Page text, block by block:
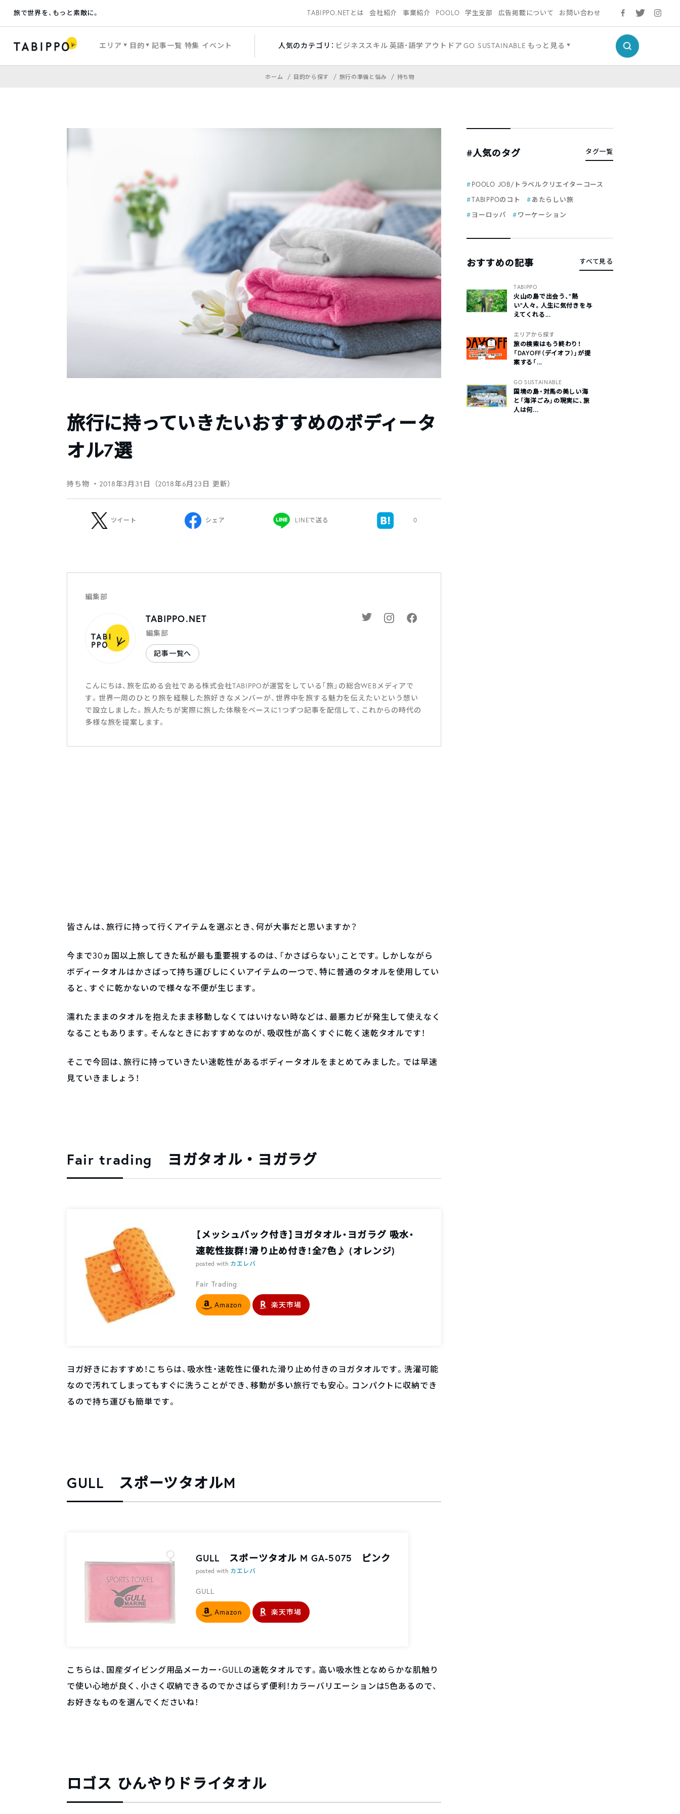
旅で世界を、もっと素敵に。 TABIPPO.NETとは 会社紹介 事業紹介 POOLO 学生支部 広告掲載について お問い合わせ
エリア 目的 記事一覧 特集 イベント 人気のカテゴリ： ビジネススキル 英語・語学 アウトドア GO SUSTAINABLE もっと見る
ホーム 目的から探す 旅行の準備と悩み 持ち物
旅行に持っていきたいおすすめのボディータ
オル7選
持ち物 ・2018年3月31日（2018年6月23日 更新）
ツイート シェア LINEで送る 0
編集部
TABIPPO.NET
編集部
記事一覧へ
こんにちは、旅を広める会社である株式会社TABIPPOが運営をしている「旅」の総合WEBメディアで
す。世界一周のひとり旅を経験した旅好きなメンバーが、世界中を旅する魅力を伝えたいという想い
で設立しました。旅人たちが実際に旅した体験をベースに1つずつ記事を配信して、これからの時代の
多様な旅を提案します。
皆さんは、旅行に持って行くアイテムを選ぶとき、何が大事だと思いますか？
今まで30ヵ国以上旅してきた私が最も重要視するのは、「かさばらない」ことです。しかしながら
ボディータオルはかさばって持ち運びしにくいアイテムの一つで、特に普通のタオルを使用してい
ると、すぐに乾かないので様々な不便が生じます。
濡れたままのタオルを抱えたまま移動しなくてはいけない時などは、最悪カビが発生して使えなく
なることもあります。そんなときにおすすめなのが、吸収性が高くすぐに乾く速乾タオルです！
そこで今回は、旅行に持っていきたい速乾性があるボディータオルをまとめてみました。では早速
見ていきましょう！
Fair trading ヨガタオル・ヨガラグ
【メッシュバック付き】ヨガタオル・ヨガラグ 吸水・
速乾性抜群！滑り止め付き！全7色♪ (オレンジ)
posted with カエレバ
Fair Trading
Amazon 楽天市場
ヨガ好きにおすすめ！こちらは、吸水性・速乾性に優れた滑り止め付きのヨガタオルです。洗濯可能
なので汚れてしまってもすぐに洗うことができ、移動が多い旅行でも安心。コンパクトに収納でき
るので持ち運びも簡単です。
GULL スポーツタオルM
GULL スポーツタオル M GA-5075 ピンク
posted with カエレバ
GULL
Amazon 楽天市場
こちらは、国産ダイビング用品メーカー・GULLの速乾タオルです。高い吸水性となめらかな肌触り
で使い心地が良く、小さく収納できるのでかさばらず便利！カラーバリエーションは5色あるので、
お好きなものを選んでくださいね！
ロゴス ひんやりドライタオル
#人気のタグ タグ一覧
POOLO JOB/トラベルクリエイターコース
TABIPPOのコト
あたらしい旅
ヨーロッパ
ワーケーション
おすすめの記事 すべて見る
TABIPPO
火山の島で出会う、“熱
い“人々。人生に気付きを与
えてくれる...
エリアから探す
旅の検索はもう終わり！
「DAYOFF（デイオフ）」が提
案する「...
GO SUSTAINABLE
国境の島・対馬の美しい海
と「海洋ごみ」の現実に、旅
人は何...